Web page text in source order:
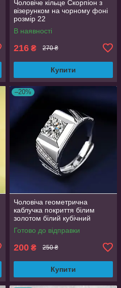
Чоловіче кільце Скорпіон з
візерунком на чорному фоні
розмір 22
В наявності
216 ₴ 270 ₴
Купити
–20%
Чоловіча геометрична
каблучка покриття білим
золотом білий кубічний
цирконій розмір 18
Готово до відправки
200 ₴ 250 ₴
Купити